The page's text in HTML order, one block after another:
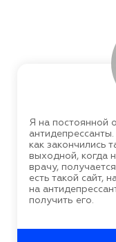
Я на постоянной
как закончились
выходной, когда
врачу,
есть такой сайт,
на
получить его.